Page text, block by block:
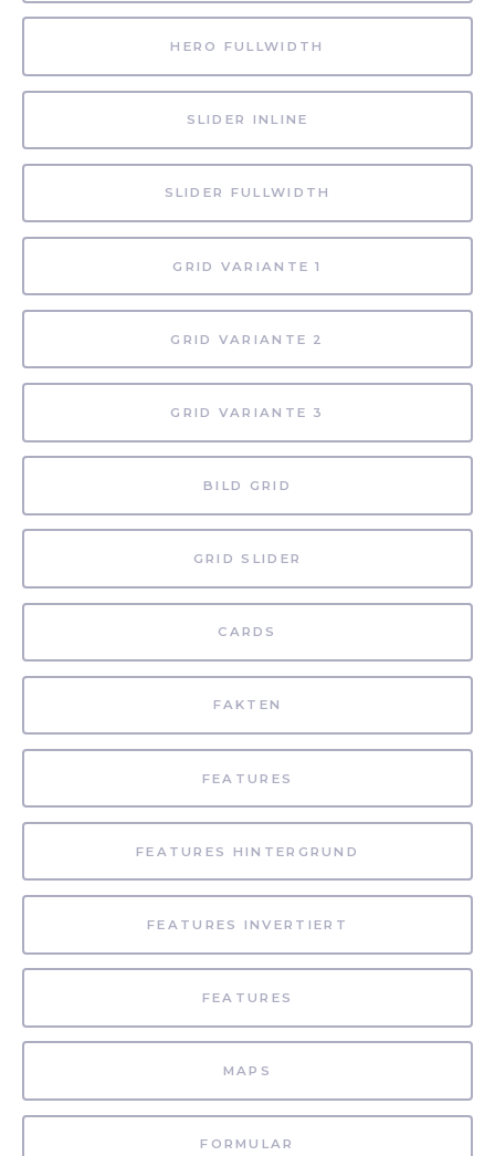
HERO FULLWIDTH
SLIDER INLINE
SLIDER FULLWIDTH
GRID VARIANTE 1
GRID VARIANTE 2
GRID VARIANTE 3
BILD GRID
GRID SLIDER
CARDS
FAKTEN
FEATURES
FEATURES HINTERGRUND
FEATURES INVERTIERT
FEATURES
MAPS
FORMULAR